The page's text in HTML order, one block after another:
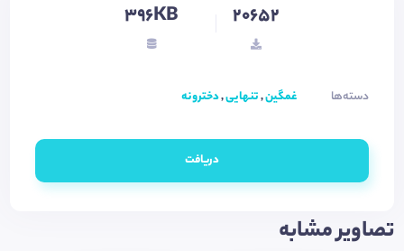
20652
396KB
دسته‌ها غمگین,تنهایی,دخترونه
دریافت
تصاویر مشابه